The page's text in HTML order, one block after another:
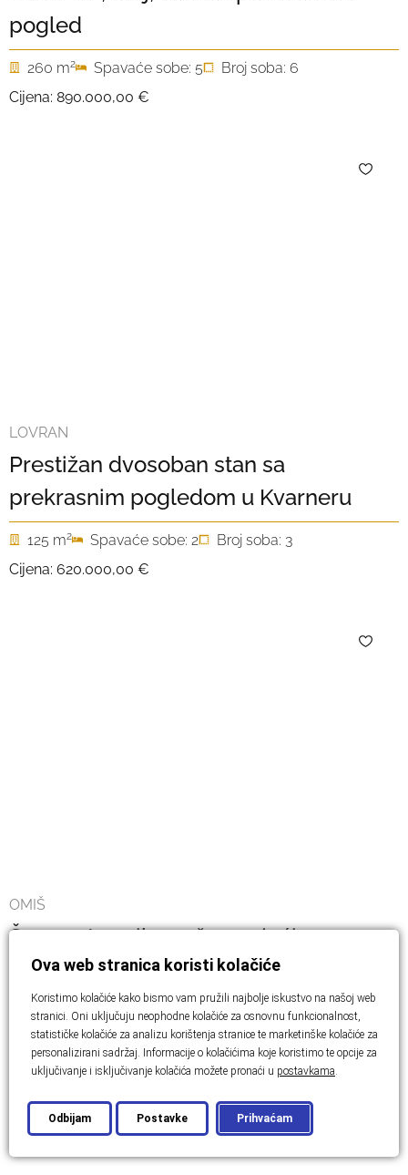
pogled
260 m2 Spavaće sobe: 5
Broj soba: 6
Cijena: 890.000,00 €
LOVRAN
Prestižan dvosoban stan sa
prekrasnim pogledom u Kvarneru
125 m2 Spavaće sobe: 2
Broj soba: 3
Cijena: 620.000,00 €
OMIŠ
Šarmantna vila s očaravajućim
pogledom na more
130 m Spavaće sobe: 3
Broj soba: 4
Cijena:1.500.000,00 €
Ova web stranica koristi kolačiće
Koristimo kolačiće kako bismo vam pružili najbolje iskustvo na našoj web
stranici. Oni uključuju neophodne kolačiće za osnovnu funkcionalnost,
statističke kolačiće za analizu korištenja stranice te marketinške kolačiće za
personalizirani sadržaj. Informacije o kolačićima koje koristimo te opcije za
uključivanje i isključivanje kolačića možete pronaći u postavkama.
Prihvaćam
Odbijam Postavke